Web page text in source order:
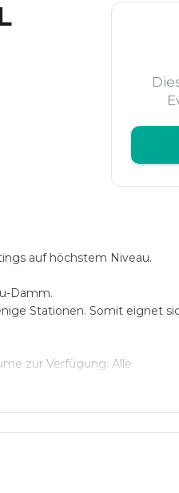
auf höchstem Niveau.
Damm.
Stationen. Somit eignet
zur Verfügung. Alle
Räume sind ebenerdig